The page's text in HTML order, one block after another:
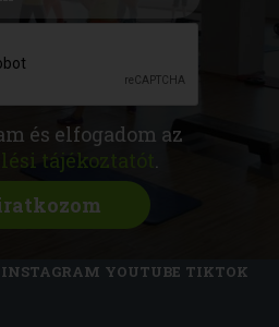
és elfogadom az
tájékoztatót .
INSTAGRAM YOUTUBE TIKTOK